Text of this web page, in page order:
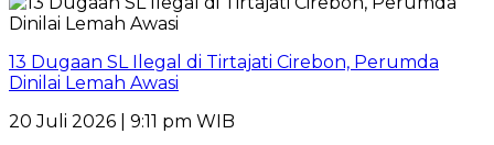
13 Dugaan SL Ilegal di Tirtajati Cirebon, Perumda
Dinilai Lemah Awasi
20 Juli 2026 | 9:11 pm WIB